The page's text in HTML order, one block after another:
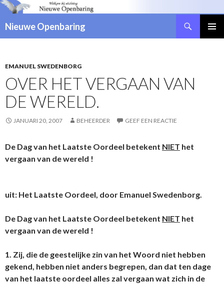
Nieuwe Openbaring
SPRINGEN
EMANUEL SWEDENBORG
OVER HET VERGAAN VAN
DE WERELD.
JANUARI 20, 2007 BEHEERDER GEEF EEN REACTIE
De Dag van het Laatste Oordeel betekent NIET het
vergaan van de wereld !
uit: Het Laatste Oordeel, door Emanuel Swedenborg.
De Dag van het Laatste Oordeel betekent NIET het
vergaan van de wereld !
1. Zij, die de geestelijke zin van het Woord niet hebben
gekend, hebben niet anders begrepen, dan dat ten dage
van het laatste oordeel alles zal vergaan wat zich in de